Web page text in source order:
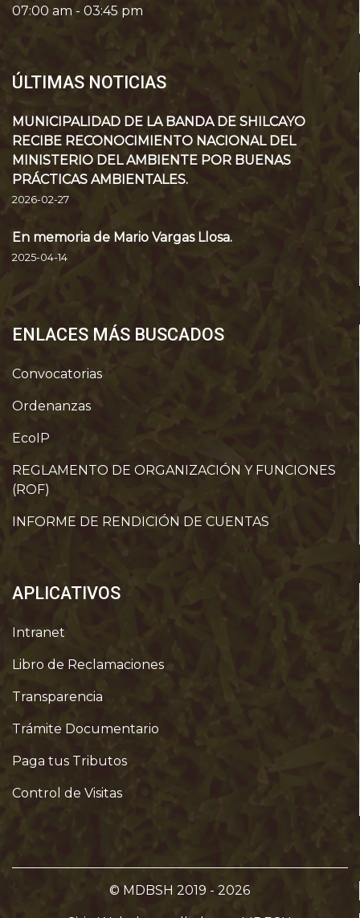
07:00 am - 03:45 pm
ÚLTIMAS NOTICIAS
MUNICIPALIDAD DE LA BANDA DE SHILCAYO
RECIBE RECONOCIMIENTO NACIONAL DEL
MINISTERIO DEL AMBIENTE POR BUENAS
PRÁCTICAS AMBIENTALES.
2026-02-27
En memoria de Mario Vargas Llosa.
2025-04-14
ENLACES MÁS BUSCADOS
Convocatorias
Ordenanzas
EcoIP
REGLAMENTO DE ORGANIZACIÓN Y FUNCIONES
(ROF)
INFORME DE RENDICIÓN DE CUENTAS
APLICATIVOS
Intranet
Libro de Reclamaciones
Transparencia
Trámite Documentario
Paga tus Tributos
Control de Visitas
© MDBSH 2019 - 2026